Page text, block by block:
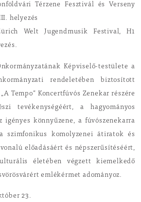
Térzene Fesztivál és Verseny
helyezés
Welt Jugendmusik Festival, H1
Képviselő-testülete a
rendeletében biztosított
Tempo” Koncertfúvós Zenekar részére
tevékenységéért, a hagyományos
könnyűzene, a fúvószenekarra
szimfonikus komolyzenei átiratok és
előadásáért és népszerűsítéséért,
életében végzett kiemelkedő
emlékérmet adományoz.
23.